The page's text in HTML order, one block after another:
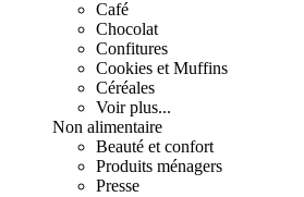
Café
Chocolat
Confitures
Cookies et Muffins
Céréales
Voir plus...
Non alimentaire
Beauté et confort
Produits ménagers
Presse